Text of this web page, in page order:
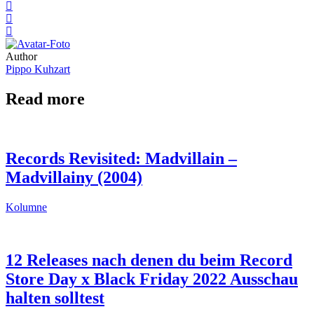
Author
Pippo Kuhzart
Read more
Records Revisited: Madvillain –
Madvillainy (2004)
Kolumne
12 Releases nach denen du beim Record
Store Day x Black Friday 2022 Ausschau
halten solltest